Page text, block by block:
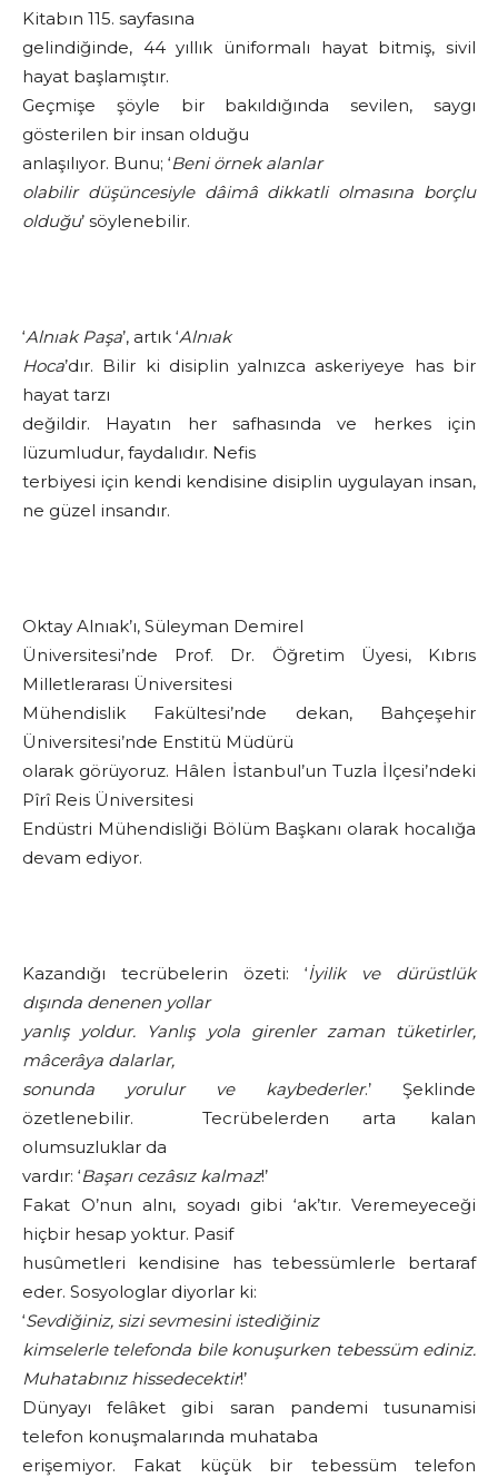
Kitabın 115. sayfasına
gelindiğinde, 44 yıllık üniformalı hayat bitmiş, sivil
hayat başlamıştır.
Geçmişe şöyle bir bakıldığında sevilen, saygı
gösterilen bir insan olduğu
anlaşılıyor. Bunu; ‘Beni örnek alanlar
olabilir düşüncesiyle dâimâ dikkatli olmasına borçlu
olduğu’ söylenebilir.
‘Alnıak Paşa’, artık ‘Alnıak
Hoca’dır. Bilir ki disiplin yalnızca askeriyeye has bir
hayat tarzı
değildir. Hayatın her safhasında ve herkes için
lüzumludur, faydalıdır. Nefis
terbiyesi için kendi kendisine disiplin uygulayan insan,
ne güzel insandır.
Oktay Alnıak’ı, Süleyman Demirel
Üniversitesi’nde Prof. Dr. Öğretim Üyesi, Kıbrıs
Milletlerarası Üniversitesi
Mühendislik Fakültesi’nde dekan, Bahçeşehir
Üniversitesi’nde Enstitü Müdürü
olarak görüyoruz. Hâlen İstanbul’un Tuzla İlçesi’ndeki
Pîrî Reis Üniversitesi
Endüstri Mühendisliği Bölüm Başkanı olarak hocalığa
devam ediyor.
Kazandığı tecrübelerin özeti: ‘İyilik ve dürüstlük
dışında denenen yollar
yanlış yoldur. Yanlış yola girenler zaman tüketirler,
mâcerâya dalarlar,
sonunda yorulur ve kaybederler.’ Şeklinde
özetlenebilir. Tecrübelerden arta kalan
olumsuzluklar da
vardır: ‘Başarı cezâsız kalmaz!’
Fakat O’nun alnı, soyadı gibi ‘ak’tır. Veremeyeceği
hiçbir hesap yoktur. Pasif
husûmetleri kendisine has tebessümlerle bertaraf
eder. Sosyologlar diyorlar ki:
‘Sevdiğiniz, sizi sevmesini istediğiniz
kimselerle telefonda bile konuşurken tebessüm ediniz.
Muhatabınız hissedecektir!’
Dünyayı felâket gibi saran pandemi tusunamisi
telefon konuşmalarında muhataba
erişemiyor. Fakat küçük bir tebessüm telefon